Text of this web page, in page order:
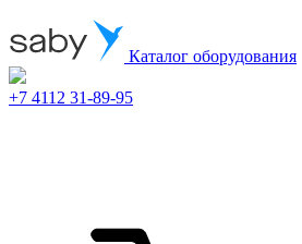
Каталог оборудования
+7 4112 31-89-95